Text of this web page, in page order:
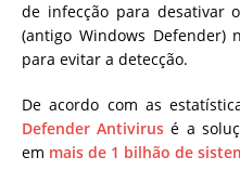
de infecção para desativar
(antigo Windows Defender)
para evitar a detecção.
De acordo com as
Defender Antivirus é a
em mais de 1 bilhão de